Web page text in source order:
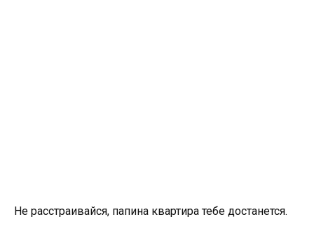
Не расстраивайся, папина квартира тебе достанется.